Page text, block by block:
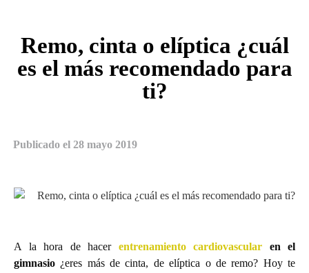
Remo, cinta o elíptica ¿cuál
es el más recomendado para
ti?
Publicado el 28 mayo 2019
A la hora de hacer entrenamiento cardiovascular en el
gimnasio ¿eres más de cinta, de elíptica o de remo? Hoy te